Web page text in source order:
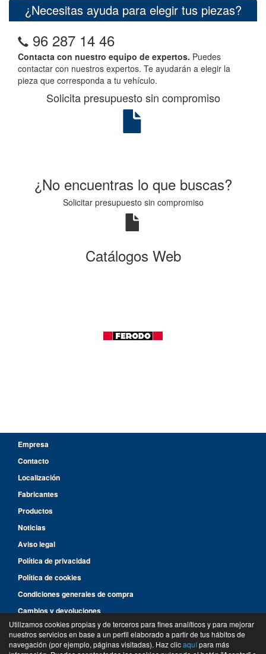
¿Necesitas ayuda para elegir tus piezas?
96 287 14 46
Contacta con nuestro equipo de expertos. Puedes
contactar con nuestros expertos. Te ayudarán a elegir la
pieza que corresponda a tu vehículo.
Solicita presupuesto sin compromiso
¿No encuentras lo que buscas?
Solicitar presupuesto sin compromiso
Catálogos Web
Empresa
Contacto
Localización
Fabricantes
Productos
Noticias
Aviso legal
Política de privacidad
Política de cookies
Condiciones generales de compra
Cambios y devoluciones
96 287 14 46
Utilizamos cookies propias y de terceros para fines analíticos y para mejorar
nuestros servicios en base a un perfil elaborado a partir de tus hábitos de
navegación (por ejemplo, páginas visitadas). Haz clicaquípara más